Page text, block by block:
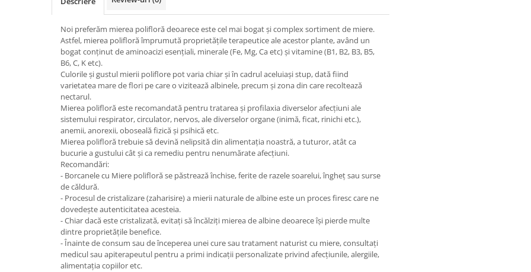
Noi preferăm mierea polifloră deoarece este cel mai bogat și complex sortiment de miere.
Astfel, mierea polifloră împrumută proprietățile terapeutice ale acestor plante, având un
bogat conținut de aminoacizi esențiali, minerale (Fe, Mg, Ca etc) și vitamine (B1, B2, B3, B5,
B6, C, K etc).
Culorile și gustul mierii poliflore pot varia chiar și în cadrul aceluiași stup, dată fiind
varietatea mare de flori pe care o vizitează albinele, precum și zona din care recoltează
nectarul.
Mierea polifloră este recomandată pentru tratarea și profilaxia diverselor afecțiuni ale
sistemului respirator, circulator, nervos, ale diverselor organe (inimă, ficat, rinichi etc.),
anemii, anorexii, oboseală fizică și psihică etc.
Mierea polifloră trebuie să devină nelipsită din alimentația noastră, a tuturor, atât ca
bucurie a gustului cât și ca remediu pentru nenumărate afecțiuni.
Recomandări:
- Borcanele cu Miere polifloră se păstrează închise, ferite de razele soarelui, îngheț sau surse
de căldură.
- Procesul de cristalizare (zaharisire) a mierii naturale de albine este un proces firesc care ne
dovedește autenticitatea acesteia.
- Chiar dacă este cristalizată, evitați să încălziți mierea de albine deoarece își pierde multe
dintre proprietățile benefice.
- Înainte de consum sau de începerea unei cure sau tratament naturist cu miere, consultați
medicul sau apiterapeutul pentru a primi indicații personalizate privind afecțiunile, alergiile,
alimentația copiilor etc.